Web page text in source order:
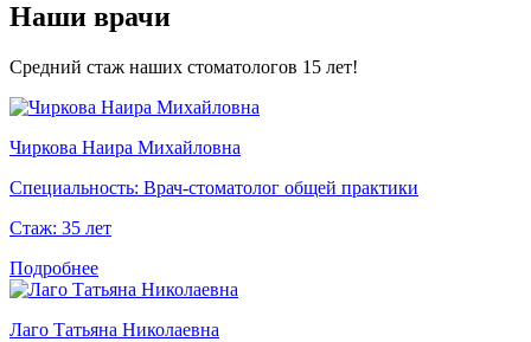
Наши врачи
Средний стаж наших стоматологов 15 лет!
Чиркова Наира Михайловна
Специальность: Врач-стоматолог общей практики
Стаж: 35 лет
Подробнее
Лаго Татьяна Николаевна